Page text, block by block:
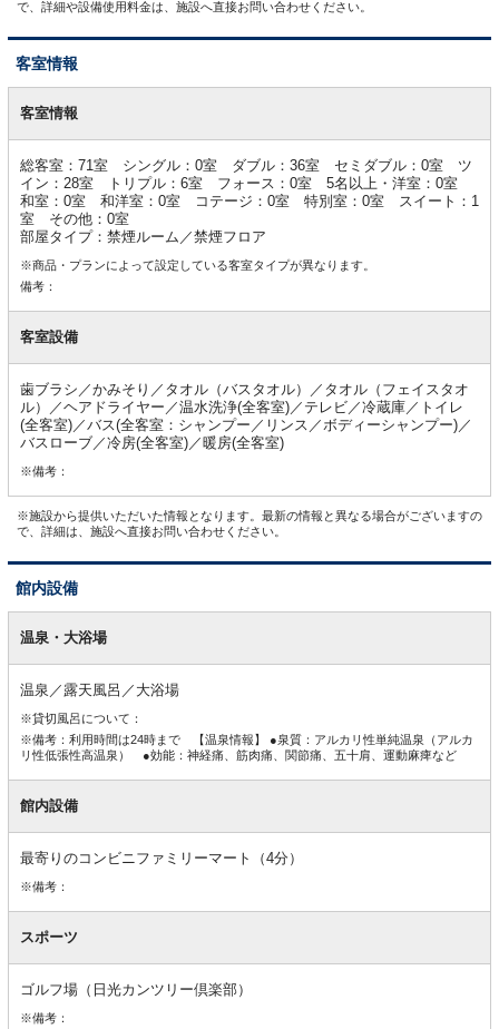
で、詳細や設備使用料金は、施設へ直接お問い合わせください。
客室情報
室客室情報
総客室：71室 シングル：0室 ダブル：36室 セミダブル：0室 ツ
イン：28室 トリプル：6室 フォース：0室 5名以上・洋室：0室
和室：0室 和洋室：0室 コテージ：0室 特別室：0室 スイート：1
室 その他：0室
部屋タイプ：禁煙ルーム／禁煙フロア
※商品・プランによって設定している客室タイプが異なります。
備考：
客室設備
歯ブラシ／かみそり／タオル（バスタオル）／タオル（フェイスタオ
ル）／ヘアドライヤー／温水洗浄(全客室)／テレビ／冷蔵庫／トイレ
(全客室)／バス(全客室：シャンプー／リンス／ボディーシャンプー)／
バスローブ／冷房(全客室)／暖房(全客室)
※備考：
※施設から提供いただいた情報となります。最新の情報と異なる場合がございますの
で、詳細は、施設へ直接お問い合わせください。
館内設備
内温泉・大浴場
温泉／露天風呂／大浴場
※貸切風呂について：
※備考：利用時間は24時まで 【温泉情報】 ●泉質：アルカリ性単純温泉（アルカ
リ性低張性高温泉） ●効能：神経痛、筋肉痛、関節痛、五十肩、運動麻痺など
館内設備
最寄りのコンビニファミリーマート（4分）
※備考：
スポーツ
ゴルフ場（日光カンツリー倶楽部）
※備考：